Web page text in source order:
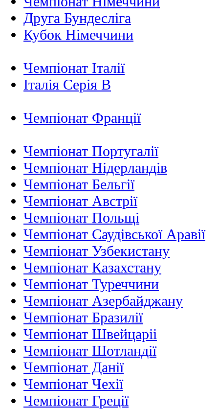
Друга Бундесліга
Кубок Німеччини
Чемпіонат Італії
Італія Серія B
Чемпіонат Франції
Чемпіонат Португалії
Чемпіонат Нідерландiв
Чемпіонат Бельгії
Чемпіонат Австрії
Чемпіонат Польщі
Чемпіонат Саудівської Аравії
Чемпіонат Узбекистану
Чемпіонат Казахстану
Чемпіонат Туреччини
Чемпіонат Азербайджану
Чемпіонат Бразилії
Чемпіонат Швейцаріі
Чемпіонат Шотландії
Чемпіонат Данії
Чемпіонат Чехії
Чемпіонат Греції